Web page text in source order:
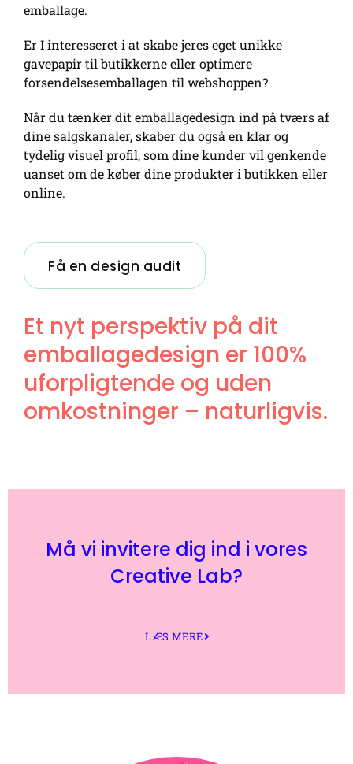
emballage.
Er I interesseret i at skabe jeres eget unikke
gavepapir til butikkerne eller optimere
forsendelsesemballagen til webshoppen?
Når du tænker dit emballagedesign ind på tværs af
dine salgskanaler, skaber du også en klar og
tydelig visuel profil, som dine kunder vil genkende
uanset om de køber dine produkter i butikken eller
online.
Få en design audit
Et nyt perspektiv på dit
emballagedesign er 100%
uforpligtende og uden
omkostninger – naturligvis.
Må vi invitere dig ind i vores
Creative Lab?
LÆS MERE